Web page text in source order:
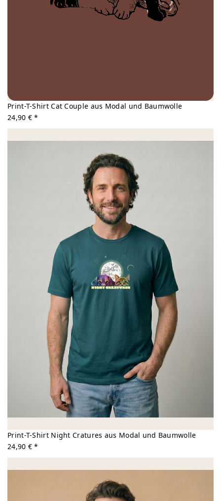
Print-T-Shirt Cat Couple aus Modal und Baumwolle
24,90 € *
Print-T-Shirt Night Cratures aus Modal und Baumwolle
24,90 € *